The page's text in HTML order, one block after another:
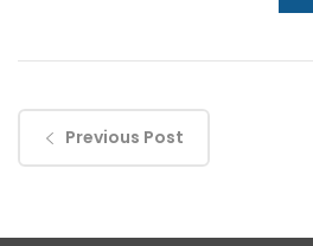
Previous Post